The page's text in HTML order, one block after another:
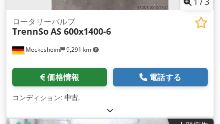
Meckesheim 9,291 km
ロータリーバルブ
TrennSoAS 600x1400-6
価格情報 電話する
コンディション: 中古,